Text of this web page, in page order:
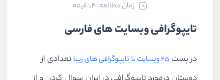
ﺯﻣﺎﻥ ﻣﻄﺎﻟﻌﻪ: 4 دقیقه
تایپوگرافی وبسایت های فارسی
در پست 25 وبسایت با تایپوگرافی های زیبا
تعدادی از